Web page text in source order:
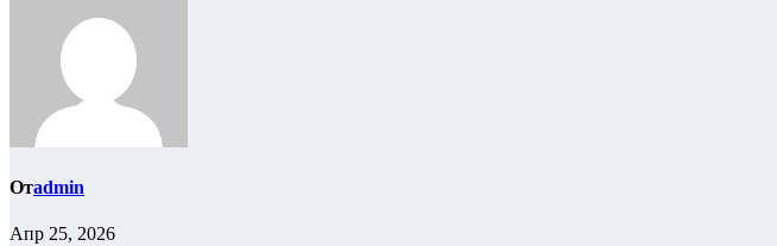
Отadmin
Апр 25, 2026